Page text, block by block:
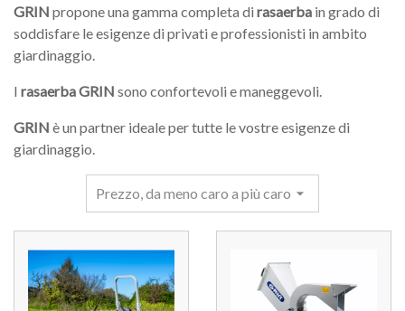
GRIN propone una gamma completa di rasaerba in grado di
soddisfare le esigenze di privati e professionisti in ambito
giardinaggio.
I rasaerba GRIN sono confortevoli e maneggevoli.
GRIN è un partner ideale per tutte le vostre esigenze di
giardinaggio.
Prezzo, da meno caro a più caro arrow_drop_down